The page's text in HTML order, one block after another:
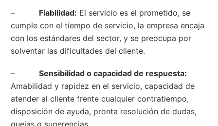
– Fiabilidad: El servicio es el prometido, se
cumple con el tiempo de servicio, la empresa encaja
con los estándares del sector, y se preocupa por
solventar las dificultades del cliente.
–Sensibilidad o capacidad de respuesta:
Amabilidad y rapidez en el servicio, capacidad de
atender al cliente frente cualquier contratiempo,
disposición de ayuda, pronta resolución de dudas,
quejas o sugerencias.